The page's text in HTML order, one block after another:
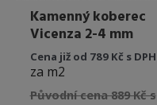
Kamenný koberec
Vicenza 2-4 mm
Cena již od 789 Kč s DPH
za m2
Původní cena 889 Kč s